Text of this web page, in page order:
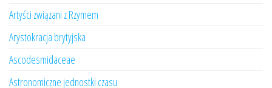
Artyści związani z Rzymem
Arystokracja brytyjska
Ascodesmidaceae
Astronomiczne jednostki czasu